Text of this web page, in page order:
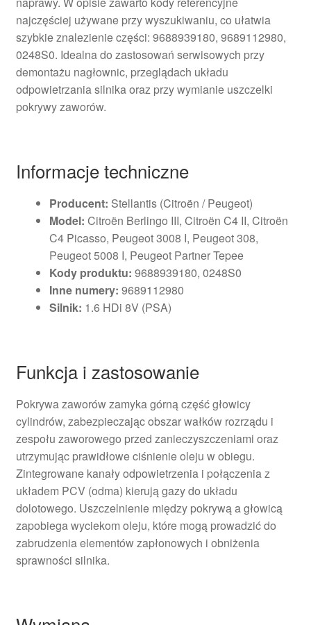
najczęściej używane przy wyszukiwaniu, co ułatwia
szybkie znalezienie części: 9688939180, 9689112980,
0248S0. Idealna do zastosowań serwisowych przy
demontażu nagłownic, przeglądach układu
odpowietrzania silnika oraz przy wymianie uszczelki
pokrywy zaworów.
Informacje techniczne
Producent: Stellantis (Citroën / Peugeot)
Model: Citroën Berlingo III, Citroën C4 II, Citroën
C4 Picasso, Peugeot 3008 I, Peugeot 308,
Peugeot 5008 I, Peugeot Partner Tepee
Kody produktu: 9688939180, 0248S0
Inne numery: 9689112980
Silnik: 1.6 HDi 8V (PSA)
Funkcja i zastosowanie
Pokrywa zaworów zamyka górną część głowicy
cylindrów, zabezpieczając obszar wałków rozrządu i
zespołu zaworowego przed zanieczyszczeniami oraz
utrzymując prawidłowe ciśnienie oleju w obiegu.
Zintegrowane kanały odpowietrzenia i połączenia z
układem PCV (odma) kierują gazy do układu
dolotowego. Uszczelnienie między pokrywą a głowicą
zapobiega wyciekom oleju, które mogą prowadzić do
zabrudzenia elementów zapłonowych i obniżenia
sprawności silnika.